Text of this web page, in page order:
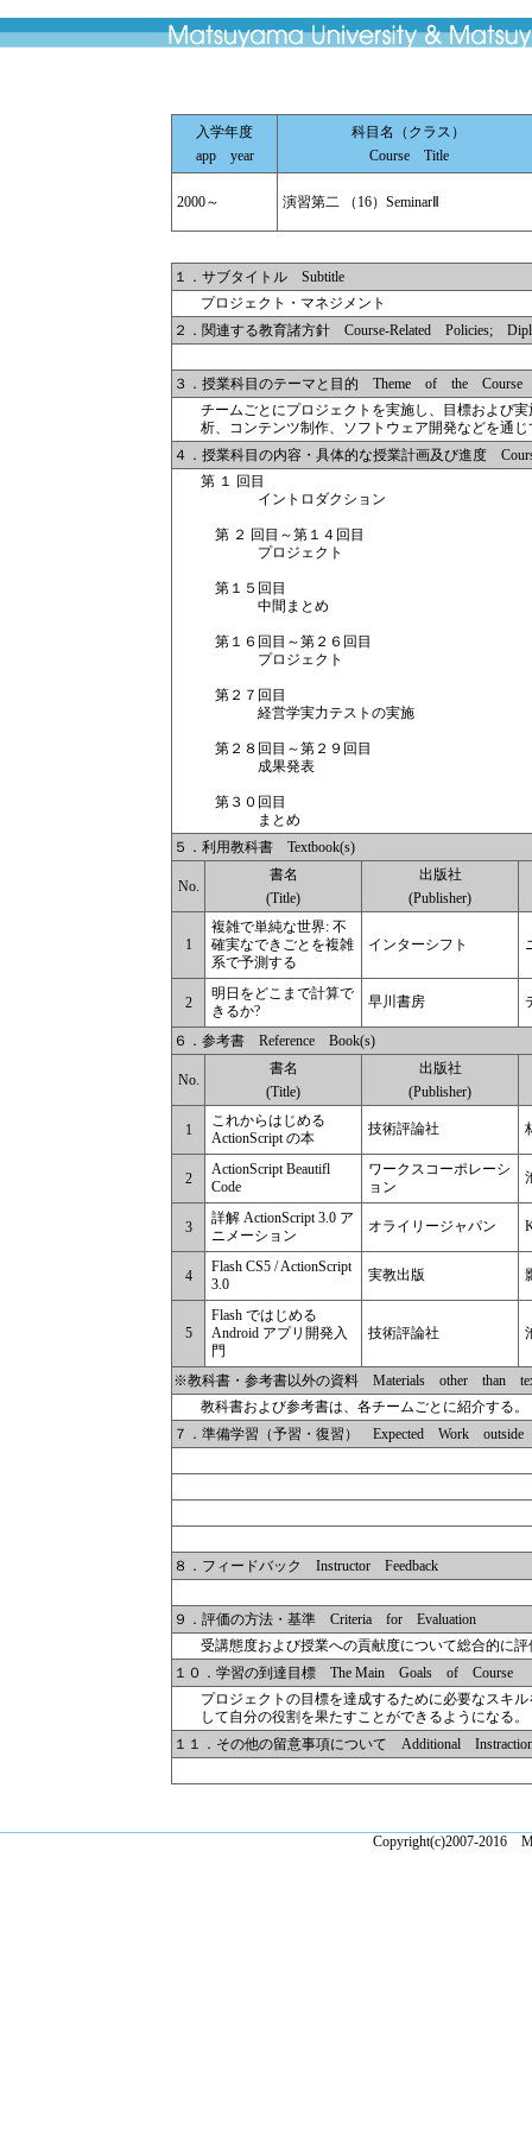
入学年度
app year
科目名（クラス）
Course Title
2000～ 演習第二 （16）SeminarⅡ
１．サブタイトル Subtitle
プロジェクト・マネジメント
２．関連する教育諸方針 Course-Related Policies;
３．授業科目のテーマと目的 Theme of the Course
チームごとにプロジェクトを実施し、目標および
析、コンテンツ制作、ソフトウェア開発などを通
４．授業科目の内容・具体的な授業計画及び進度
第 １ 回目
イントロダクション
第 ２ 回目～第１４回目
プロジェクト
第１５回目
中間まとめ
第１６回目～第２６回目
プロジェクト
第２７回目
経営学実力テストの実施
第２８回目～第２９回目
成果発表
第３０回目
まとめ
５．利用教科書 Textbook(s)
No.
書名
(Title)
出版社
(Publisher)
1
複雑で単純な世界: 不
確実なできごとを複雑
系で予測する
インターシフト
2
明日をどこまで計算で
きるか?
早川書房
６．参考書 Reference Book(s)
No.
書名
(Title)
出版社
(Publisher)
1
これからはじめる
ActionScript の本
技術評論社
2
ActionScript Beautifl
Code
ワークスコーポレーシ
ョン
3
詳解 ActionScript 3.0 ア
ニメーション
オライリージャパン
4
Flash CS5 / ActionScript
3.0
実教出版
5
Flash ではじめる
Android アプリ開発入
門
技術評論社
※教科書・参考書以外の資料 Materials other than
教科書および参考書は、各チームごとに紹介する。
７．準備学習（予習・復習） Expected Work
８．フィードバック Instructor Feedback
９．評価の方法・基準 Criteria for Evaluation
受講態度および授業への貢献度について総合的に評
１０．学習の到達目標 The Main Goals of Course
プロジェクトの目標を達成するために必要なスキ
して自分の役割を果たすことができるようになる。
１１．その他の留意事項について Additional
Copyright(c)2007-2016